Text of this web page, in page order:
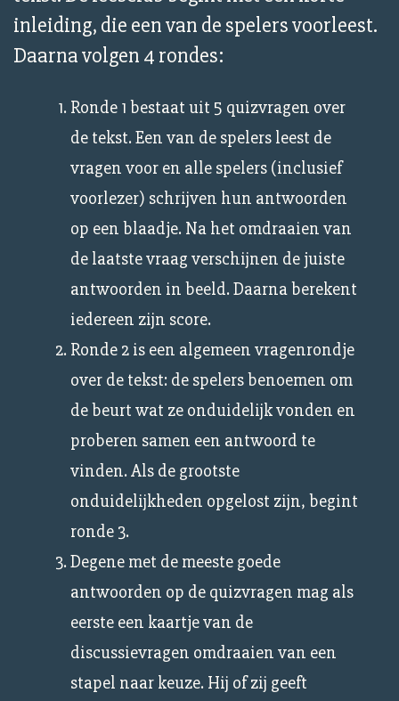
inleiding, die een van de spelers voorleest.
Daarna volgen 4 rondes:
Ronde 1 bestaat uit 5 quizvragen over
de tekst. Een van de spelers leest de
vragen voor en alle spelers (inclusief
voorlezer) schrijven hun antwoorden
op een blaadje. Na het omdraaien van
de laatste vraag verschijnen de juiste
antwoorden in beeld. Daarna berekent
iedereen zijn score.
Ronde 2 is een algemeen vragenrondje
over de tekst: de spelers benoemen om
de beurt wat ze onduidelijk vonden en
proberen samen een antwoord te
vinden. Als de grootste
onduidelijkheden opgelost zijn, begint
ronde 3.
Degene met de meeste goede
antwoorden op de quizvragen mag als
eerste een kaartje van de
discussievragen omdraaien van een
stapel naar keuze. Hij of zij geeft